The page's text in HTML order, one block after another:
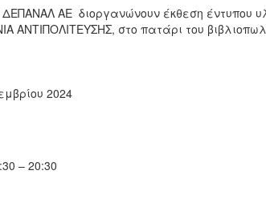
ΑΕ διοργανώνουν έκθεση έντυπου
στο πατάρι του
2024
– 20:30